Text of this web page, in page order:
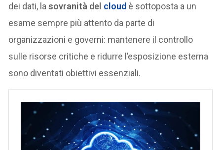
dei dati, lasovranità del cloud è sottoposta a un
esame sempre più attento da parte di
organizzazioni e governi: mantenere il controllo
sulle risorse critiche e ridurre l’esposizione esterna
sono diventati obiettivi essenziali.